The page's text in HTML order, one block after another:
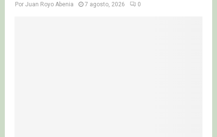
Por Juan Royo Abenia 7 agosto, 2026 0